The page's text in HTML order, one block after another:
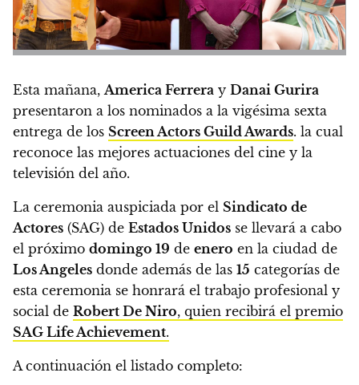
Esta mañana,America Ferrera y Danai Gurira
presentaron a los nominados a la vigésima sexta
entrega de los Screen Actors Guild Awards. la cual
reconoce las mejores actuaciones del cine y la
televisión del año.
La ceremonia auspiciada por el Sindicato de
Actores (SAG) de Estados Unidos se llevará a cabo
el próximo domingo 19 de enero en la ciudad de
Los Angeles donde además de las 15 categorías de
esta ceremonia se honrará el trabajo profesional y
social de Robert De Niro, quien recibirá el premio
SAG Life Achievement.
A continuación el listado completo: